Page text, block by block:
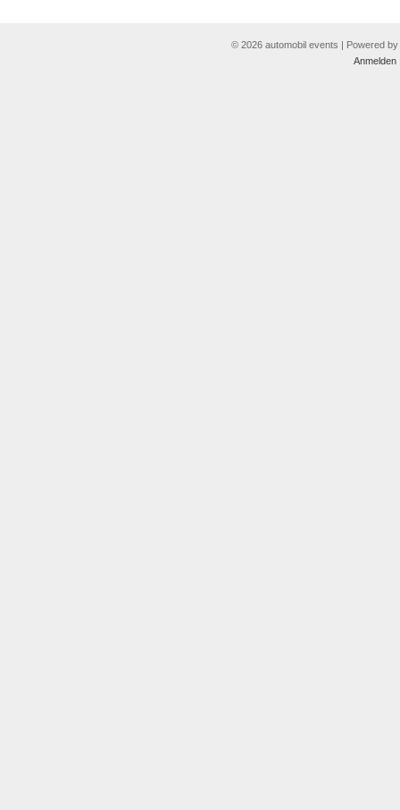
© 2026 automobil events | Powered by
Anmelden|